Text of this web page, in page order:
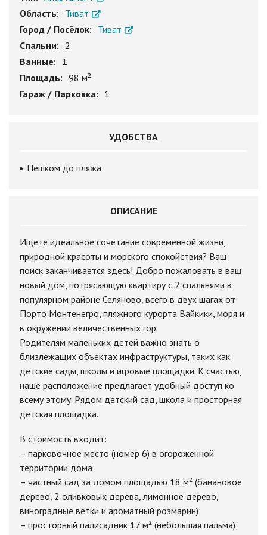
Область: Тиват
Город / Посёлок: Тиват
Спальни: 2
Ванные: 1
Площадь: 98 м²
Гараж / Парковка: 1
УДОБСТВА
Пешком до пляжа
ОПИСАНИЕ
Ищете идеальное сочетание современной жизни,
природной красоты и морского спокойствия? Ваш
поиск заканчивается здесь! Добро пожаловать в ваш
новый дом, потрясающую квартиру с 2 спальнями в
популярном районе Селяново, всего в двух шагах от
Порто Монтенегро, пляжного курорта Вайкики, моря и
в окружении величественных гор.
Родителям маленьких детей важно знать о
близлежащих объектах инфраструктуры, таких как
детские сады, школы и игровые площадки. К счастью,
наше расположение предлагает удобный доступ ко
всему этому. Рядом детский сад, школа и просторная
детская площадка.
В стоимость входит:
– парковочное место (номер 6) в огороженной
территории дома;
– частный сад за домом площадью 18 м² (банановое
дерево, 2 оливковых дерева, лимонное дерево,
виноградные ветки и ароматный розмарин);
– просторный палисадник 17 м² (небольшая пальма);